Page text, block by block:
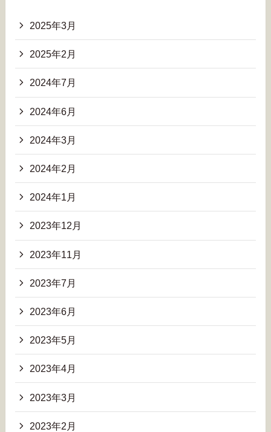
2025年3月
2025年2月
2024年7月
2024年6月
2024年3月
2024年2月
2024年1月
2023年12月
2023年11月
2023年7月
2023年6月
2023年5月
2023年4月
2023年3月
2023年2月